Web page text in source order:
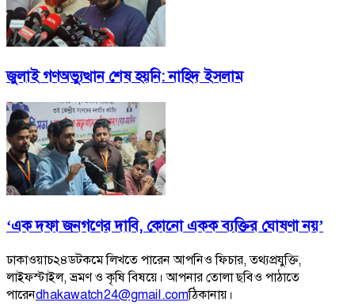
জুলাই গণঅভ্যুত্থান শেষ হয়নি: নাহিদ ইসলাম
‘এক দফা জনগণের দাবি, কোনো একক ব্যক্তির ঘোষণা নয়’
ঢাকাওয়াচ২৪ডটকমে লিখতে পারেন আপনিও ফিচার, তথ্যপ্রযুক্তি,
লাইফস্টাইল, ভ্রমণ ও কৃষি বিষয়ে। আপনার তোলা ছবিও পাঠাতে
পারেনdhakawatch24@gmail.comঠিকানায়।